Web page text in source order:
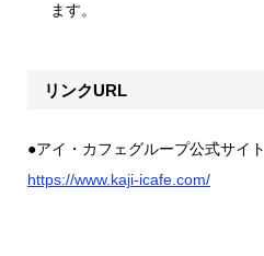
ます。
リンクURL
●アイ・カフェグループ公式サイト
https://www.kaji-icafe.com/